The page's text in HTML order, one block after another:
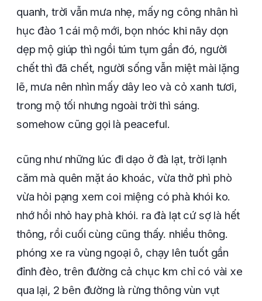
quanh, trời vẫn mưa nhẹ, mấy ng công nhân hì
hục đào 1 cái mộ mới, bọn nhóc khi nãy dọn
dẹp mộ giúp thì ngồi túm tụm gần đó, người
chết thì đã chết, người sống vẫn miệt mài lặng
lẽ, mưa nên nhìn mấy dây leo và cỏ xanh tươi,
trong mộ tối nhưng ngoài trời thì sáng.
somehow cũng gọi là peaceful.
cũng như những lúc đi dạo ở đà lạt, trời lạnh
căm mà quên mặt áo khoác, vừa thở phì phò
vừa hỏi pạng xem coi miệng có phà khói ko.
nhớ hồi nhỏ hay phà khói. ra đà lạt cứ sợ là hết
thông, rồi cuối cùng cũng thấy. nhiều thông.
phóng xe ra vùng ngoại ô, chạy lên tuốt gần
đỉnh đèo, trên đường cả chục km chỉ có vài xe
qua lại, 2 bên đường là rừng thông vùn vụt